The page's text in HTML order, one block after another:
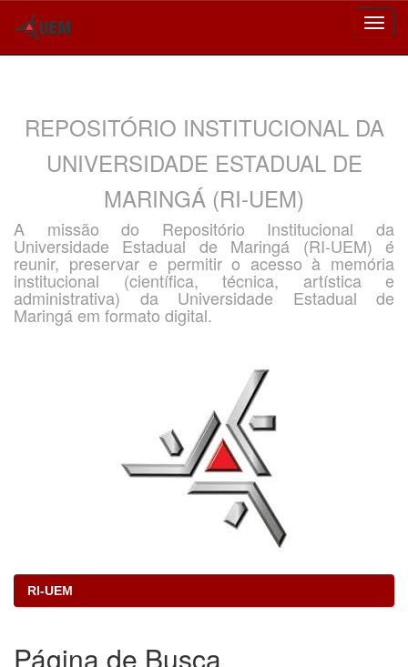
REPOSITÓRIO INSTITUCIONAL DA
UNIVERSIDADE ESTADUAL DE
MARINGÁ (RI-UEM)
A missão do Repositório Institucional da
Universidade Estadual de Maringá (RI-UEM) é
reunir, preservar e permitir o acesso à memória
institucional (científica, técnica, artística e
administrativa) da Universidade Estadual de
Maringá em formato digital.
RI-UEM
Página de Busca